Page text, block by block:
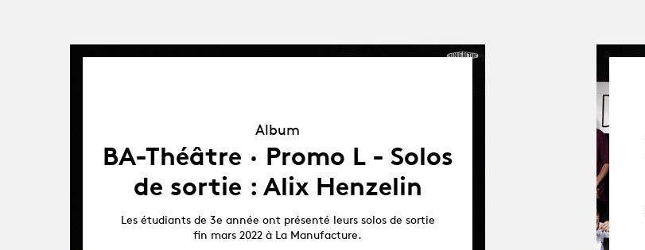
Album
BA-Théâtre · Promo L - Solos
de sortie : Alix Henzelin
Les étudiants de 3e année ont présenté leurs solos de sortie
fin mars 2022 à La Manufacture.